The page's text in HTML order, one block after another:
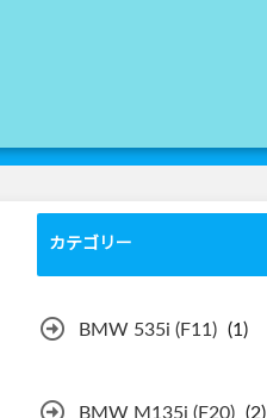
カテゴリー
BMW 535i (F11) (1)
BMW M135i (F20) (2)